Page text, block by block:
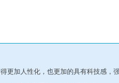
更加人性化，也更加的具有科技感，